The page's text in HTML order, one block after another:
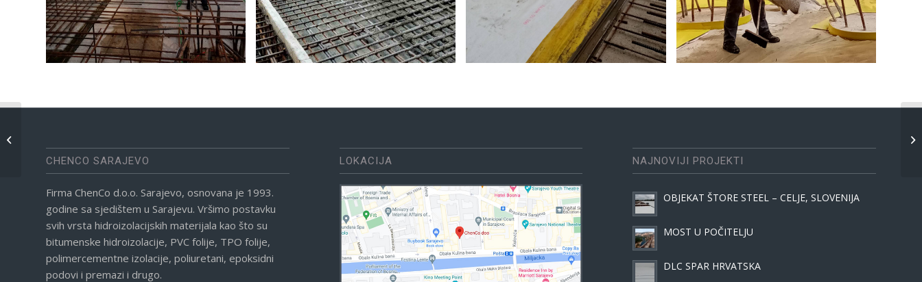
CHENCO SARAJEVO
Firma ChenCo d.o.o. Sarajevo, osnovana je 1993.
godine sa sjedištem u Sarajevu. Vršimo postavku
svih vrsta hidroizolacijskih materijala kao što su
bitumenske hidroizolacije, PVC folije, TPO folije,
polimercementne izolacije, poliuretani, epoksidni
podovi i premazi i drugo.
LOKACIJA NAJNOVIJI PROJEKTI
OBJEKAT ŠTORE STEEL – CELJE, SLOVENIJA
MOST U POČITELJU
DLC SPAR HRVATSKA
Njemačka